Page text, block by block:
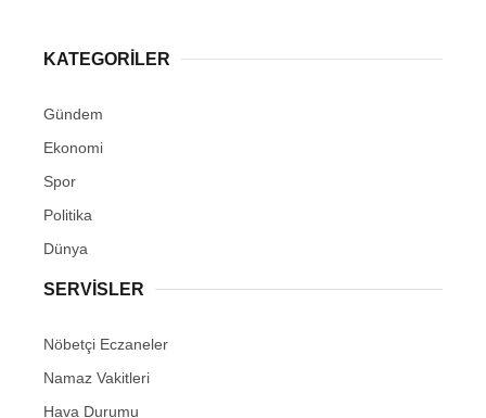
KATEGORİLER
Gündem
Ekonomi
Spor
Politika
Dünya
SERVİSLER
Nöbetçi Eczaneler
Namaz Vakitleri
Hava Durumu